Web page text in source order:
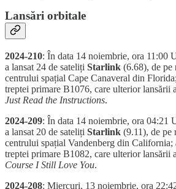
Lansări orbitale
2024-210: În data 14 noiembrie, ora 11:00
a lansat 24 de sateliți Starlink (6.68), de pe
centrului spațial Cape Canaveral din
treptei primare B1076, care ulterior lansării
Just Read the Instructions.
2024-209: În data 14 noiembrie, ora 04:21
a lansat 20 de sateliți Starlink (9.11), de pe
centrului spațial Vandenberg din California;
treptei primare B1082, care ulterior lansării
Course I Still Love You.
2024-208: Miercuri, 13 noiembrie, ora